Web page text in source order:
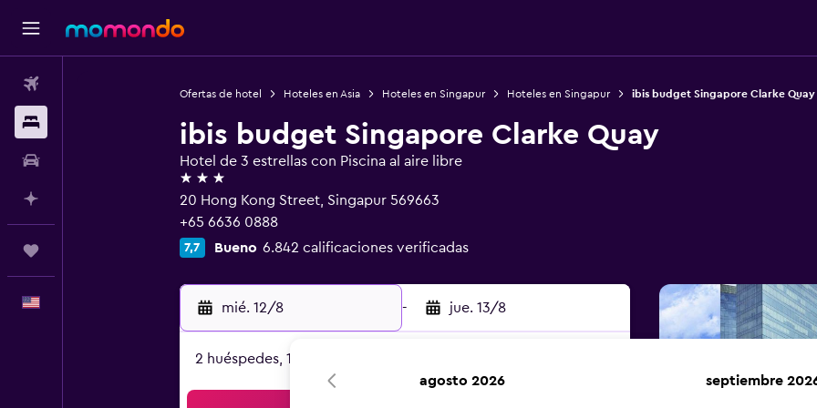
Ofertas de hotel Hoteles en Asia Hoteles en Singapur Hoteles en Singapur ibis budget Singapore Clarke Quay
ibis budget Singapore Clarke Quay
Hotel de 3 estrellas con Piscina al aire libre
3 estrellas
20 Hong Kong Street, Singapur 569663
+65 6636 0888
7,7 Bueno 6.842 calificaciones verificadas
mié. 12/8 - jue. 13/8
2 huéspedes, 1 habitación
agosto 2026 septiembre